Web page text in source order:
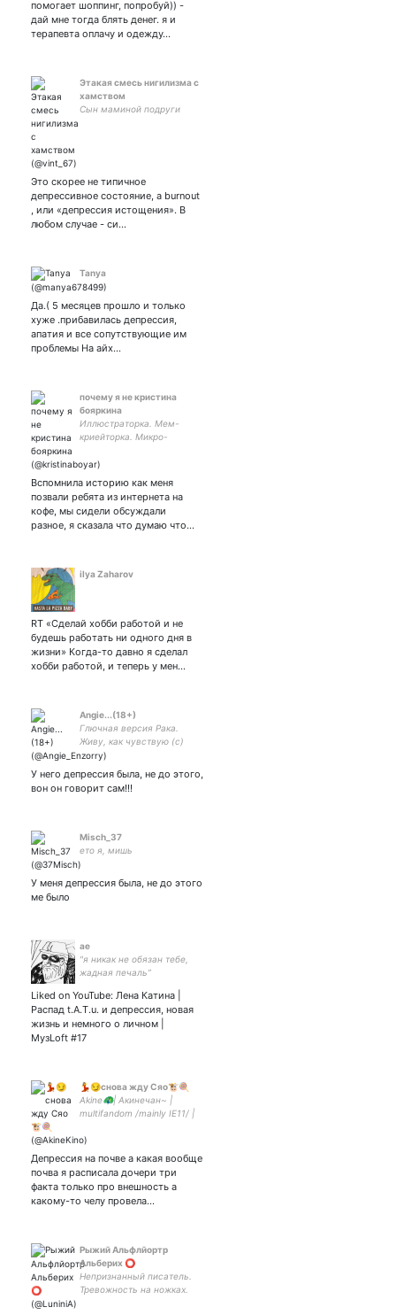
помогает шоппинг, попробуй)) -
дай мне тогда блять денег. я и
терапевта оплачу и одежду…
Этакая смесь нигилизма с
хамством
Сын маминой подруги
Это скорее не типичное
депрессивное состояние, а burnout
, или «депрессия истощения». В
любом случае - си…
Tanya
Да.( 5 месяцев прошло и только
хуже .прибавилась депрессия,
апатия и все сопутствующие им
проблемы На айх…
почему я не кристина
бояркина
Иллюстраторка. Мем-
криейторка. Микро-
design school
Вспомнила историю как меня
позвали ребята из интернета на
кофе, мы сидели обсуждали
разное, я сказала что думаю что…
ilya Zaharov
RT «Сделай хобби работой и не
будешь работать ни одного дня в
жизни» Когда-то давно я сделал
хобби работой, и теперь у мен…
Angie...(18+)
Глючная версия Рака.
Живу, как чувствую (с)
У него депрессия была, не до этого,
вон он говорит сам!!!
Misch_37
ето я, мишь
У меня депрессия была, не до этого
ме было
ae
"я никак не обязан тебе,
жадная печаль”
Liked on YouTube: Лена Катина |
Распад t.A.T.u. и депрессия, новая
жизнь и немного о личном |
МузLoft #17
💃😏снова жду Сяо🐮🍭
Akine🦚| Акинечан~ |
multifandom /mainly IE11/ |
Депрессия на почве а какая вообще
почва я расписала дочери три
факта только про внешность а
какому-то челу провела…
Рыжий Альфлйортр
Альберих ⭕
Непризнанный писатель.
Тревожность на ножках.